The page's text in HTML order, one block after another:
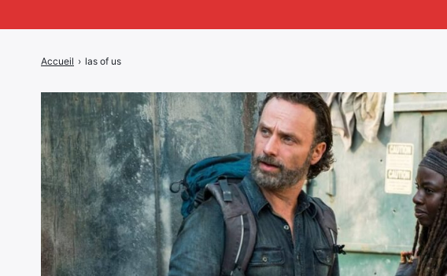
Accueil › las of us